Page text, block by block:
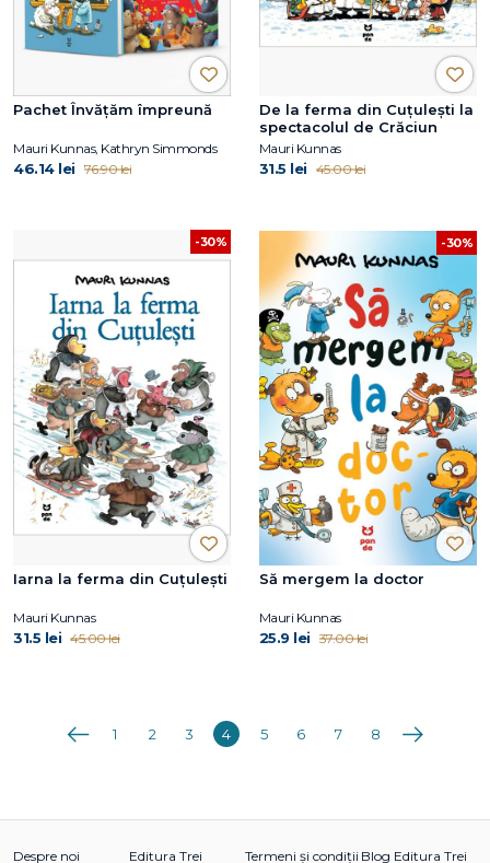
Pachet Învățăm împreună
Mauri Kunnas, Kathryn Simmonds
46.14 lei 76.90 lei
De la ferma din Cuțulești la
spectacolul de Crăciun
Mauri Kunnas
31.5 lei 45.00 lei
-30%
Iarna la ferma din Cuțulești
Mauri Kunnas
31.5 lei 45.00 lei
-30%
Să mergem la doctor
Mauri Kunnas
25.9 lei 37.00 lei
Anterioara
1 2 3 4 5 6 7 8 Următoarea
Despre noi Editura Trei Termeni și condiții Blog Editura Trei